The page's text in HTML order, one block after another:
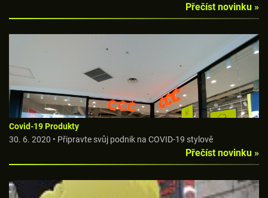
Přečíst novinku »
Covid-19 Produkty
30. 6. 2020 • Připravte svůj podnik na COVID-19 stylově
Přečíst novinku »